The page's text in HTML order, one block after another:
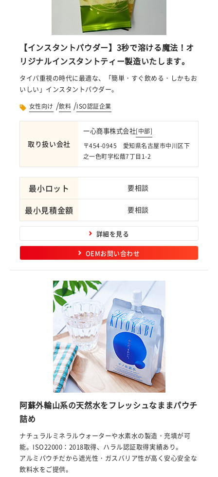
【インスタントパウダー】3秒で溶ける魔法！オ
リジナルインスタントティー製造いたします。
タイパ重視の時代に最適な、「簡単・すぐ飲める・しかもお
いしい」インスタントパウダー。
女性向け /飲料 /ISO認証企業
取り扱い会社
一心商事株式会社[中部]
〒454-0945 愛知県名古屋市中川区下
之一色町字松蔭7丁目1-2
最小ロット 要相談
最小見積金額 要相談
詳細を見る
OEMお問い合わせ
阿蘇外輪山系の天然水をフレッシュなままパウチ
詰め
ナチュラルミネラルウォーターや水素水の製造・充填が可
能。ISO22000：2018取得、ハラル認証取得実績あり。
アルミパウチだから遮光性・ガスバリア性が高く安心安全な
飲料水をご提供。